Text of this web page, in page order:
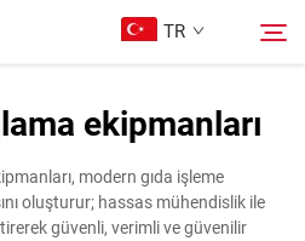
TR
Arama
ekipmanları
modern gıda işleme
oluşturur; hassas mühendislik ile
güvenli, verimli ve güvenilir